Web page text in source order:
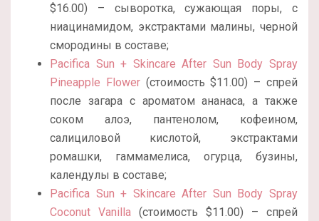
$16.00) – сыворотка, сужающая поры, с
ниацинамидом, экстрактами малины, черной
смородины в составе;
Pacifica Sun + Skincare After Sun Body Spray
Pineapple Flower(стоимость $11.00) – спрей
после загара с ароматом ананаса, а также
соком алоэ, пантенолом, кофеином,
салициловой кислотой, экстрактами
ромашки, гаммамелиса, огурца, бузины,
календулы в составе;
Pacifica Sun + Skincare After Sun Body Spray
Coconut Vanilla (стоимость $11.00) – спрей